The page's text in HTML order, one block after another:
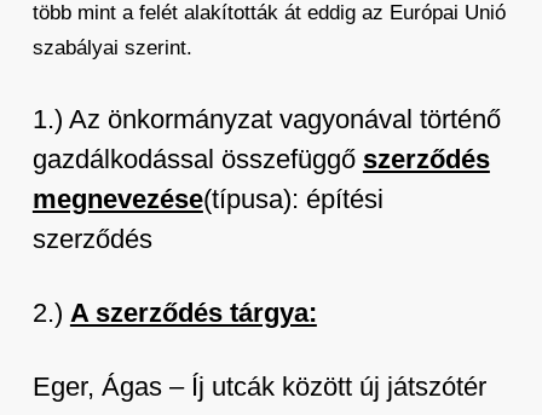
több mint a felét alakították át eddig az Európai Unió
szabályai szerint.
1.) Az önkormányzat vagyonával történő
gazdálkodással összefüggő szerződés
megnevezése(típusa): építési
szerződés
2.) A szerződés tárgya:
Eger, Ágas – Íj utcák között új játszótér